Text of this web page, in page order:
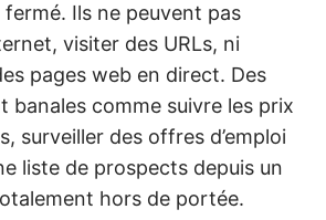
Ils ne peuvent pas
visiter des URLs, ni
pages web en direct. Des
banales comme suivre les prix
surveiller des offres d’emploi
liste de prospects depuis un
hors de portée.